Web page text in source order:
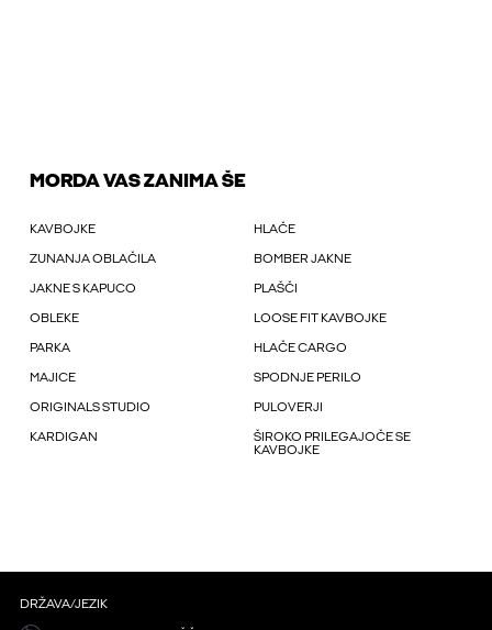
MORDA VAS ZANIMA ŠE
KAVBOJKE HLAČE
ZUNANJA OBLAČILA BOMBER JAKNE
JAKNE S KAPUCO PLAŠČI
OBLEKE LOOSE FIT KAVBOJKE
PARKA HLAČE CARGO
MAJICE SPODNJE PERILO
ORIGINALS STUDIO PULOVERJI
KARDIGAN
ŠIROKO PRILEGAJOČE SE
KAVBOJKE
DRŽAVA/JEZIK